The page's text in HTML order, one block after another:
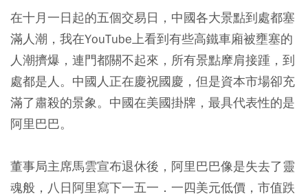
在十月一日起的五個交易日，中國各大景點到處都塞
滿人潮，我在YouTube上看到有些高鐵車廂被壅塞的
人潮擠爆，連門都關不起來，所有景點摩肩接踵，到
處都是人。中國人正在慶祝國慶，但是資本市場卻充
滿了肅殺的景象。中國在美國掛牌，最具代表性的是
阿里巴巴。
董事局主席馬雲宣布退休後，阿里巴巴像是失去了靈
魂般，八日阿里寫下一五一．一四美元低價，市值跌